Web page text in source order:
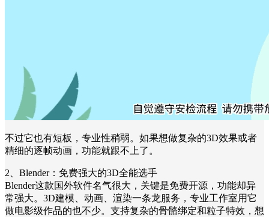
不过它也有短板，专业性稍弱。如果想做复杂的3D效果或者
精细的逐帧动画，功能就跟不上了。
2、Blender：免费强大的3D全能选手
Blender这款国外软件名气很大，关键是免费开源，功能却异
常强大。3D建模、动画、渲染一条龙服务，专业工作室用它
做电影级作品的也不少。支持复杂的骨骼绑定和粒子特效，想